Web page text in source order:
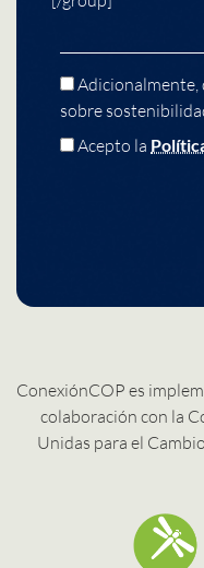
Adicionalmente,
sobre
Acepto la
ConexiónCOP es
colaboración con la
Unidas para el